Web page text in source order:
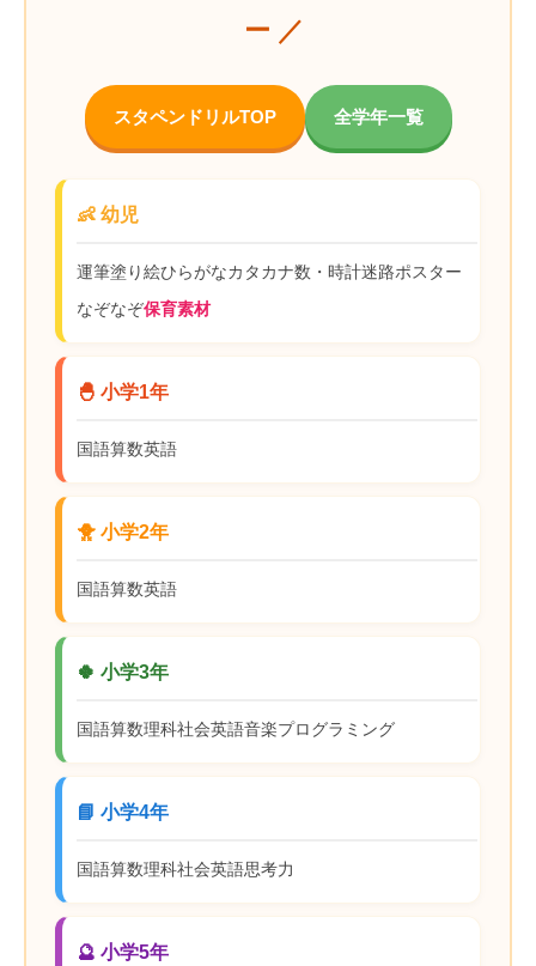
ー ／
スタペンドリルTOP 全学年一覧
👶 幼児
運筆塗り絵ひらがなカタカナ数・時計迷路ポスター
なぞなぞ保育素材
🐣 小学1年
国語算数英語
🐥 小学2年
国語算数英語
🍀 小学3年
国語算数理科社会英語音楽プログラミング
📘 小学4年
国語算数理科社会英語思考力
🔮 小学5年